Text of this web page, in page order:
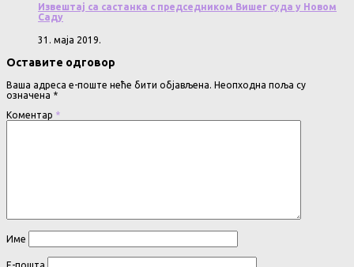
Извештај са састанка с председником Вишег суда у Новом
Саду
31. маја 2019.
Оставите одговор
Ваша адреса е-поште неће бити објављена. Неопходна поља су
означена *
Коментар *
Име
Е-пошта